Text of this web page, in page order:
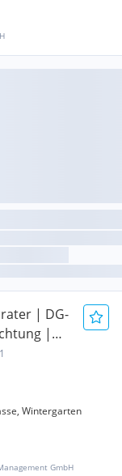
| DG-
|
Tour
Wintergarten
GmbH